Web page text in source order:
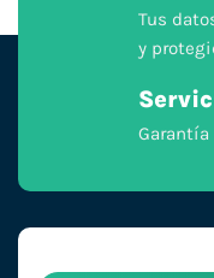
Tus
y
Garantía